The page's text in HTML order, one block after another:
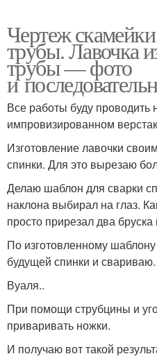
Чертеж
трубы. Лавочка
трубы — фото
и
Все работы буду проводить
импровизированном
Изготовление лавочки
спинки. Для это вырезаю
Делаю шаблон для сварки
наклона выбирал на глаз.
просто прирезал два
По изготовленному
будущей спинки и свариваю.
Вуаля..
При помощи струбцины и
приваривать ножки.
И получаю вот такой